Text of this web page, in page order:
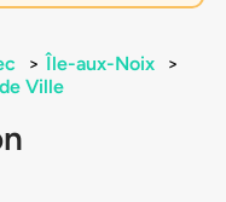
> Île-aux-Noix
>
Ville